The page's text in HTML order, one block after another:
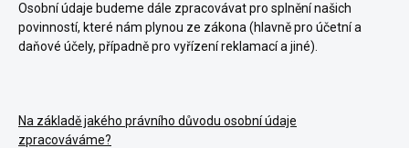
Osobní údaje budeme dále zpracovávat pro splnění našich
povinností, které nám plynou ze zákona (hlavně pro účetní a
daňové účely, případně pro vyřízení reklamací a jiné).
Na základě jakého právního důvodu osobní údaje
zpracováváme?